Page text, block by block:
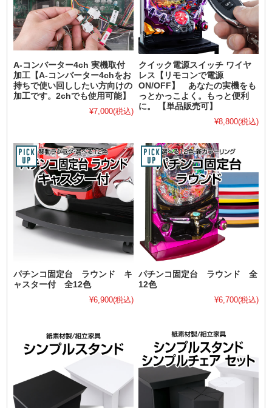
A-コンバーター4ch 実機取付
加工【A-コンバーター4chをお
持ちで使い回ししたい方向けの
加工です。2chでも使用可能】
¥7,000(税込)
クイック電源スイッチ ワイヤ
レス【リモコンで電源
ON/OFF】 あなたの実機をも
っとかっこよく。もっと便利
に。 【単品販売可】
¥8,800(税込)
パチンコ固定台 ラウンド キ
ャスター付 全12色
¥6,900(税込)
パチンコ固定台 ラウンド 全
12色
¥6,700(税込)